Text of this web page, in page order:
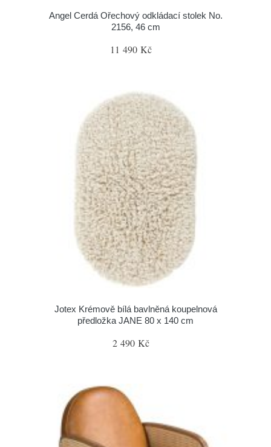
Angel Cerdá Ořechový odkládací stolek No.
2156, 46 cm
11 490 Kč
Jotex Krémově bílá bavlněná koupelnová
předložka JANE 80 x 140 cm
2 490 Kč